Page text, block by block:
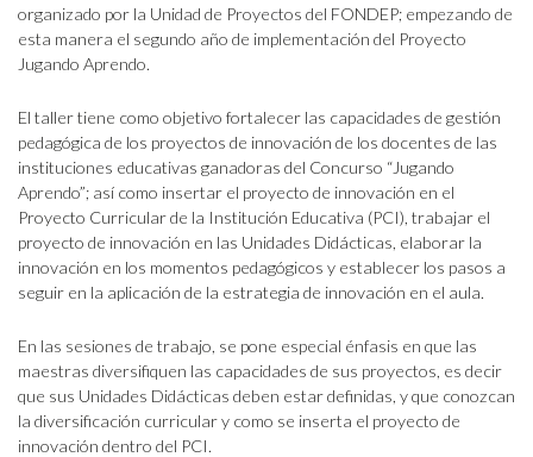
organizado por la Unidad de Proyectos del FONDEP; empezando de
esta manera el segundo año de implementación del Proyecto
Jugando Aprendo.
El taller tiene como objetivo fortalecer las capacidades de gestión
pedagógica de los proyectos de innovación de los docentes de las
instituciones educativas ganadoras del Concurso “Jugando
Aprendo”; así como insertar el proyecto de innovación en el
Proyecto Curricular de la Institución Educativa (PCI), trabajar el
proyecto de innovación en las Unidades Didácticas, elaborar la
innovación en los momentos pedagógicos y establecer los pasos a
seguir en la aplicación de la estrategia de innovación en el aula.
En las sesiones de trabajo, se pone especial énfasis en que las
maestras diversifiquen las capacidades de sus proyectos, es decir
que sus Unidades Didácticas deben estar definidas, y que conozcan
la diversificación curricular y como se inserta el proyecto de
innovación dentro del PCI.